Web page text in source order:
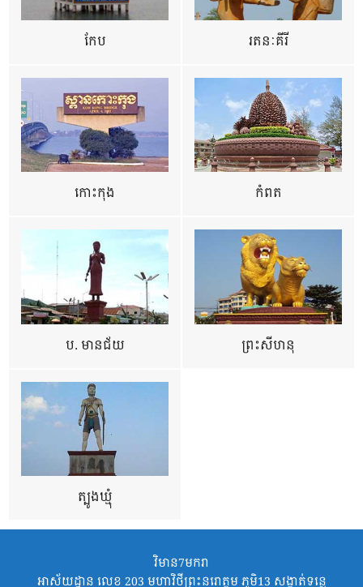
កែប រតនៈគីរី
កោះកុង កំពត
ប. មានជ័យ ព្រះសីហនុ
ត្បូងឃ្មុំ
វិមាន7មករា
អាស័យដ្ឋាន លេខ 203 មហាវិថីព្រះនរោត្តម ភូមិ13 សង្កាត់ទន្លេ